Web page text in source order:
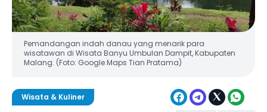
Pemandangan indah danau yang menarik para
wisatawan di Wisata Banyu Umbulan Dampit, Kabupaten
Malang. (Foto: Google Maps Tian Pratama)
Wisata & Kuliner